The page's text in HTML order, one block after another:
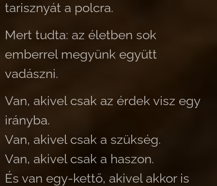
tarisznyát a polcra.
Mert tudta: az életben sok
emberrel megyünk együtt
vadászni.
Van, akivel csak az érdek visz egy
irányba.
Van, akivel csak a szükség.
Van, akivel csak a haszon.
És van egy-kettő, akivel akkor is